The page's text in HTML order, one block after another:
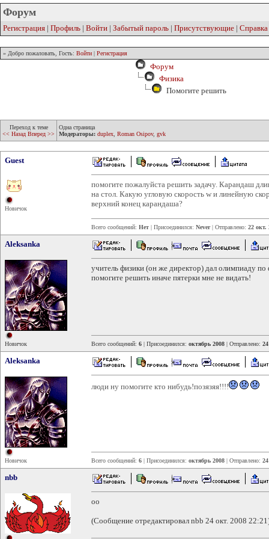
Форум
Регистрация | Профиль | Войти | Забытый пароль | Присутствующие | Справка
» Добро пожаловать, Гость: Войти | Регистрация
Форум
Физика
Помогите решить
Переход к теме
<< Назад Вперед >>
Одна страница
Модераторы: duplex Roman Osipov, gvk
Guest
Новичок
помогите пожалуйста решить задачу. Карандаш
на стол. Какую угловую скорость w и линейную
верхний конец карандаша?
Всего сообщений: Нет | Присоединился: Never| Отправлено: 22 окт.
Aleksanka
Новичок
учитель физики (он же директор) дал олимпиаду
помогите решить иначе пятерки мне не видать!
Всего сообщений: 6 | Присоединился: октябрь 2008 | Отправлено:
Aleksanka
Новичок
люди ну помогите кто нибудь!позязяя!!!!
Всего сообщений: 6 | Присоединился: октябрь 2008 | Отправлено:
nbb
оо
(Сообщение отредактировал nbb 24 окт. 2008